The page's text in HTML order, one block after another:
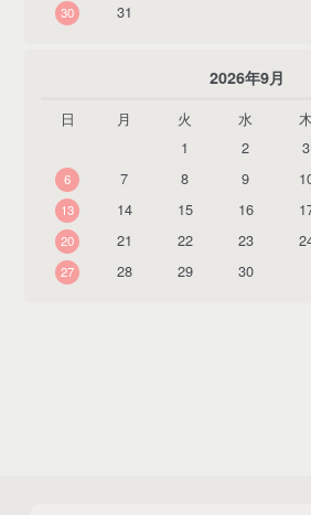
30
31
2026年9月
日 月 火 水 木
1
2 3
6
7 8 9
13
14 15 16
20
21 22 23
27
28 29 30